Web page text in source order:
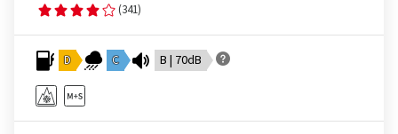
(341)
D C B | 70dB